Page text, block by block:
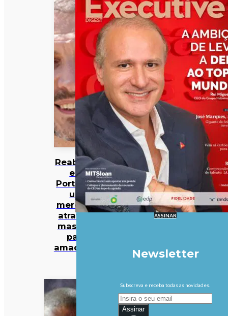
Reabilitar
em
Portugal:
um
mercado
atrativo,
mas não
para
amadores
ASSINAR
Newsletter
Subscreva e receba todas as novidades.
Assinar